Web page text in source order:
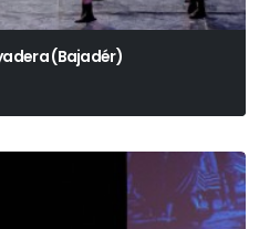
(Bajadér)